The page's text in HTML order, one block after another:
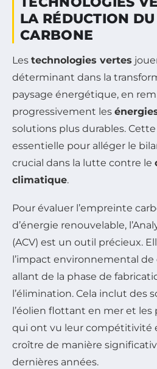
LA RÉDUCTION
CARBONE
Les technologies vertes
déterminant dans la
paysage énergétique, en
progressivement les
solutions plus durables.
essentielle pour alléger le
crucial dans la lutte contre le
climatique.
Pour évaluer l’empreinte
d’énergie renouvelable,
(ACV) est un outil précieux.
l’impact environnemental
allant de la phase de
l’élimination. Cela inclut des
l’éolien flottant en mer et les
qui ont vu leur compétitivité
croître de manière
dernières années.